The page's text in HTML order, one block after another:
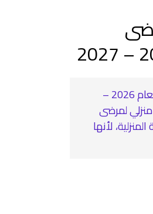
تمريض منزلي لمرضى الزهايمر لعام 2026 –
منزلي لمرضى
لأنها